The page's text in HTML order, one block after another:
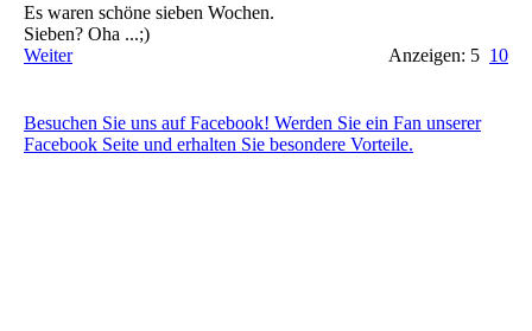
Es waren schöne sieben Wochen.
Sieben? Oha ...;)
Weiter
Anzeigen: 5 10
Besuchen Sie uns auf Facebook! Werden Sie ein Fan unserer
Facebook Seite und erhalten Sie besondere Vorteile.